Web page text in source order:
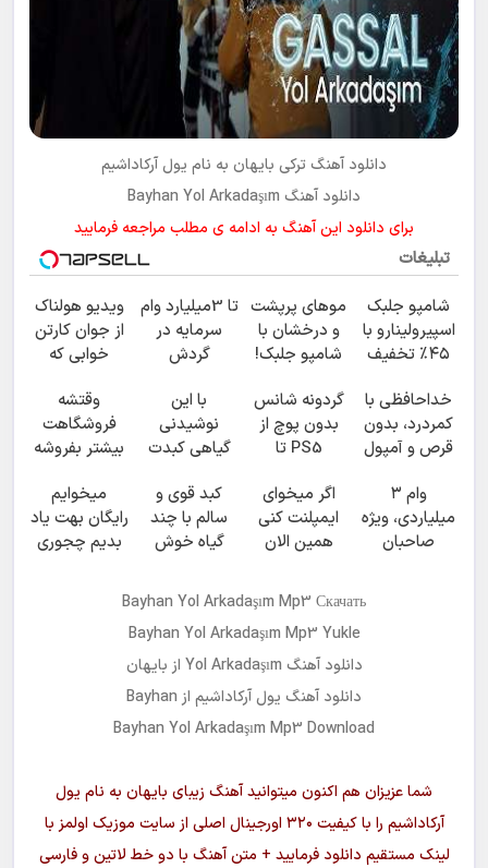
دانلود آهنگ ترکی بایهان به نام یول آرکاداشیم
دانلود آهنگ Bayhan Yol Arkadaşım
برای دانلود این آهنگ به ادامه ی مطلب مراجعه فرمایید
تبلیغات
شامپو جلبک
اسپیرولینارو با
۴۵٪ تخفیف
هدیه بده
موهای پرپشت
و درخشان با
شامپو جلبک!
تا 3میلیارد وام
سرمایه در
گردش
فروشگاهت رو
ثبت کن
ویدیو هولناک
از جوان کارتن
خوابی که
آموزش رایگان
خداحافظی با
کمردرد، بدون
قرص و آمپول
گردونه شانس
بدون پوچ از
PS5 تا
کوین 🔥
با این
نوشیدنی
گیاهی کبدت
پرقدرته55%تخفیف
وقتشه
فروشگاهت
بیشتر بفروشه
ثبت نام کن )
وام ۳
میلیاردی، ویژه
صاحبان
اگر میخوای
ایمپلنت کنی
همین الان
۲۵ میلیون
تومان!!!
کبد قوی و
سالم با چند
گیاه خوش
میخوایم
رایگان بهت یاد
بدیم چجوری
Bayhan Yol Arkadaşım Mp3 Скачать
Bayhan Yol Arkadaşım Mp3 Yukle
دانلود آهنگ Yol Arkadaşım از بایهان
دانلود آهنگ یول آرکاداشیم از Bayhan
Bayhan Yol Arkadaşım Mp3 Download
شما عزیزان هم اکنون میتوانید آهنگ زیبای بایهان به نام یول
آرکاداشیم
را با کیفیت ۳۲۰ اورجینال اصلی از سایت موزیک اولمز با
لینک مستقیم دانلود فرمایید + متن آهنگ با دو خط لاتین و فارسی